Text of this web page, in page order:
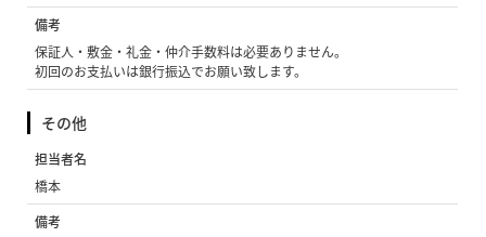
備考
保証人・敷金・礼金・仲介手数料は必要ありません。
初回のお支払いは銀行振込でお願い致します。
その他
担当者名
橋本
備考